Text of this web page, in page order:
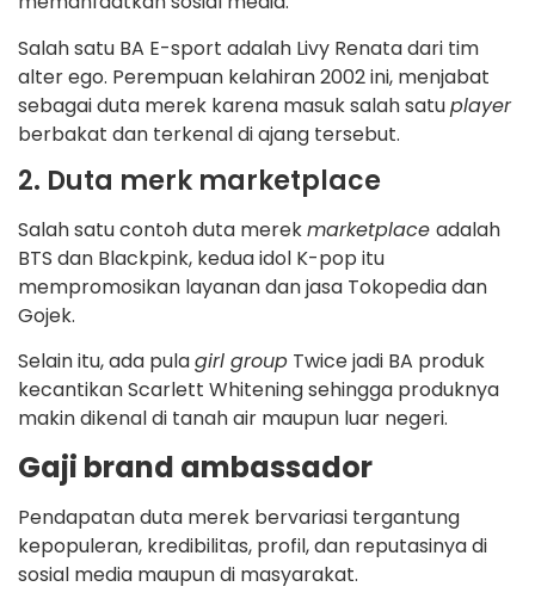
Salah satu BA E-sport adalah Livy Renata dari tim
alter ego. Perempuan kelahiran 2002 ini, menjabat
sebagai duta merek karena masuk salah satuplayer
berbakat dan terkenal di ajang tersebut.
2. Duta merk marketplace
Salah satu contoh duta merekmarketplace adalah
BTS dan Blackpink, kedua idol K-pop itu
mempromosikan layanan dan jasa Tokopedia dan
Gojek.
Selain itu, ada pulagirl group Twice jadi BA produk
kecantikan Scarlett Whitening sehingga produknya
makin dikenal di tanah air maupun luar negeri.
Gaji brand ambassador
Pendapatan duta merek bervariasi tergantung
kepopuleran, kredibilitas, profil, dan reputasinya di
sosial media maupun di masyarakat.